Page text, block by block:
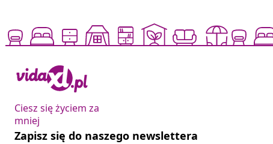
Ciesz się życiem za
mniej
Zapisz się do naszego newslettera